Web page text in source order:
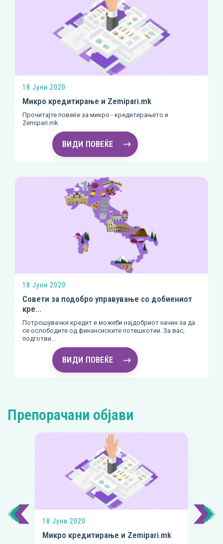
18 Јуни 2020
Микро кредитирање и Zemipari.mk
Прочитајте повеќе за микро - кредитирањето и
Zemipari.mk
ВИДИ ПОВЕЌЕ
18 Јуни 2020
Совети за подобро управување со добиениот
кре...
Потрошувачки кредит е можеби најдобриот начин за да
се ослободите од финансиските потешкотии. За вас,
подготви...
ВИДИ ПОВЕЌЕ
Препорачани објави
18 Јуни 2020
Микро кредитирање и Zemipari.mk